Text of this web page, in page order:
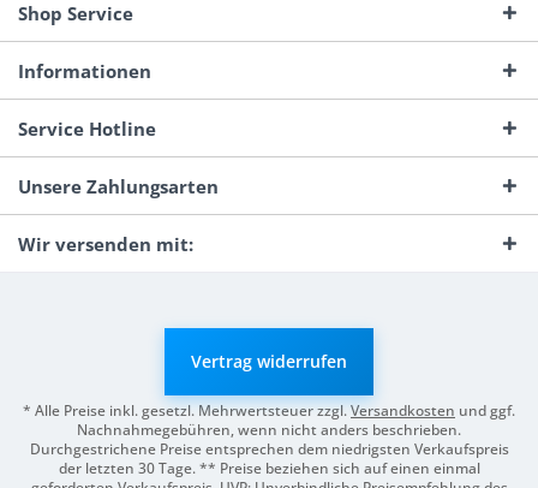
Shop Service
Informationen
Service Hotline
Unsere Zahlungsarten
Wir versenden mit:
Vertrag widerrufen
* Alle Preise inkl. gesetzl. Mehrwertsteuer zzgl.Versandkosten und ggf.
Nachnahmegebühren, wenn nicht anders beschrieben.
Durchgestrichene Preise entsprechen dem niedrigsten Verkaufspreis
der letzten 30 Tage. ** Preise beziehen sich auf einen einmal